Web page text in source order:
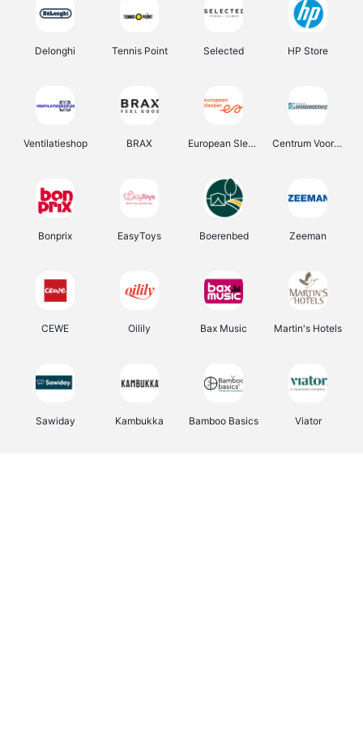
Delonghi Tennis Point Selected HP Store
Ventilatieshop BRAX European Sleeper Centrum Voor Avondonderwijs
Bonprix EasyToys Boerenbed Zeeman
CEWE Oilily Bax Music Martin's Hotels
Sawiday Kambukka Bamboo Basics Viator